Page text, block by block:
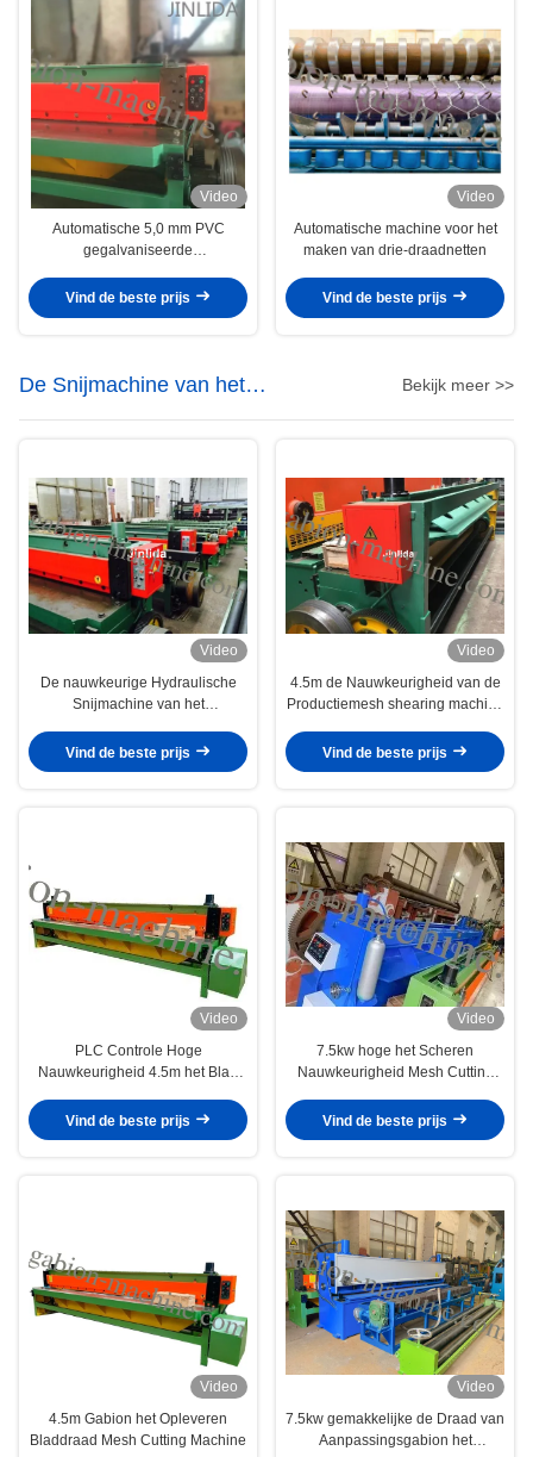
Video
Automatische 5,0 mm PVC
gegalvaniseerde
Vind de beste prijs
Video
Automatische machine voor het
maken van drie-draadnetten
Vind de beste prijs
De Snijmachine van het
draadnetwerk
Bekijk meer >>
Video
De nauwkeurige Hydraulische
Snijmachine van het
5.0mm Maximum Diameter
Vind de beste prijs
Video
4.5m de Nauwkeurigheid van de
Productiemesh shearing machine
Vind de beste prijs
Video
PLC Controle Hoge
Nauwkeurigheid 4.5m het Blad
shearing gabion
Vind de beste prijs
Video
7.5kw hoge het Scheren
Nauwkeurigheid Mesh Cutting
Mesh Sheet
Vind de beste prijs
Video
4.5m Gabion het Opleveren
Bladdraad Mesh Cutting Machine
Video
7.5kw gemakkelijke de Draad van
Aanpassingsgabion het